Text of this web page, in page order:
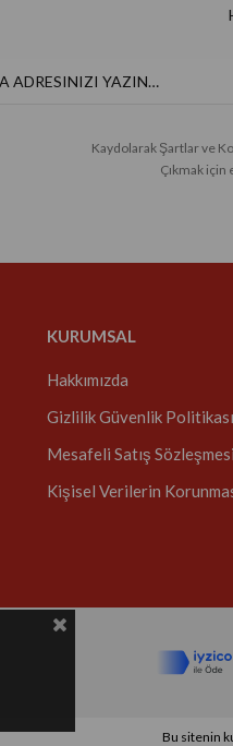
Kaydolarak Şartlar ve
Çıkmak için
KURUMSAL
Hakkımızda
Gizlilik Güvenlik Politikası
Mesafeli Satış Sözleşmesi
Kişisel Verilerin
Bu sitenin